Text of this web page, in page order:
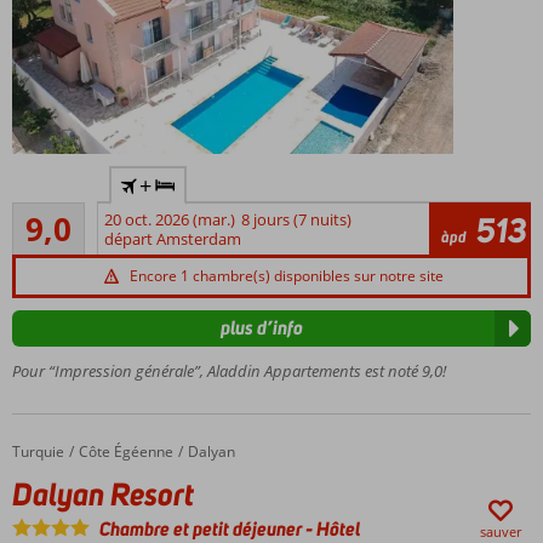
Nouveau petit
d'appartements
À
proximité
de
Dalyan
Buffet
restaurant
spacieux
9,0
Excellente
21
commentaires
+
20 oct. 2026 (mar.) 8 jours (7 nuits)
départ Amsterdam
àpd 513
Encore 1 chambre(s) disponibles sur notre site
Pour “Impression générale”, Aladdin Appartements est noté 9,0!
plus d’info
Accueil
Turquie Côte Égéenne Dalyan
Dalyan Resort
Dalyan Resort
Chambre et petit déjeuner-Hôtel sauver